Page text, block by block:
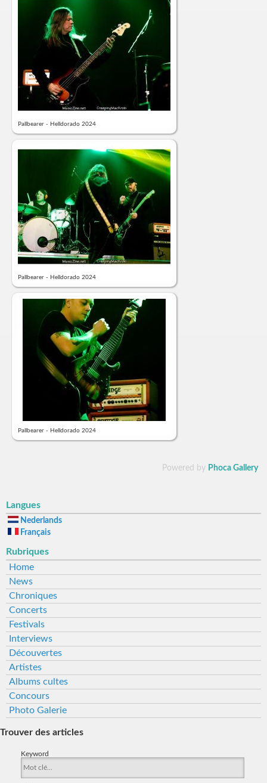
Pallbearer - Helldorado 2024
Pallbearer - Helldorado 2024
Pallbearer - Helldorado 2024
Powered by Phoca Gallery
Langues
Nederlands
Français
Rubriques
Home
News
Chroniques
Concerts
Festivals
Interviews
Découvertes
Artistes
Albums cultes
Concours
Photo Galerie
Trouver des articles
Keyword